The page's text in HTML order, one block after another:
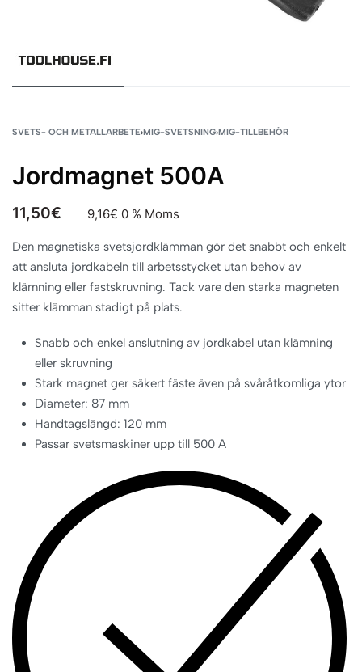
SVETS- OCH METALLARBETE›MIG-SVETSNING›MIG-TILLBEHÖR
Jordmagnet 500A
11,50€ 9,16€ 0 % Moms
Den magnetiska svetsjordklämman gör det snabbt och enkelt
att ansluta jordkabeln till arbetsstycket utan behov av
klämning eller fastskruvning. Tack vare den starka magneten
sitter klämman stadigt på plats.
Snabb och enkel anslutning av jordkabel utan klämning
eller skruvning
Stark magnet ger säkert fäste även på svåråtkomliga ytor
Diameter: 87 mm
Handtagslängd: 120 mm
Passar svetsmaskiner upp till 500 A